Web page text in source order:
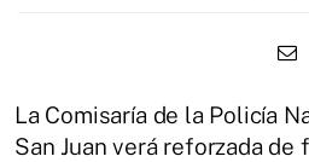
La Comisaría de la Policía
San Juan verá reforzada